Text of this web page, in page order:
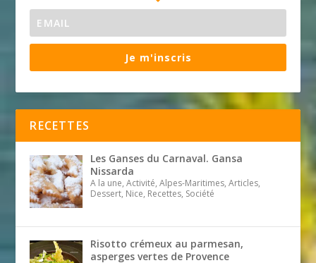
Je m'inscris
RECETTES
Les Ganses du Carnaval. Gansa
Nissarda
A la une, Activité, Alpes-Maritimes, Articles,
Dessert, Nice, Recettes, Société
Risotto crémeux au parmesan,
asperges vertes de Provence